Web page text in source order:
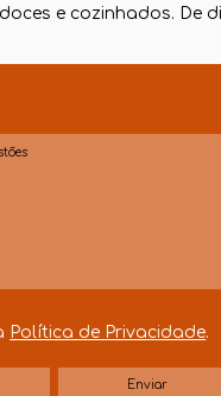
e cozinhados. De
Política de Privacidade.